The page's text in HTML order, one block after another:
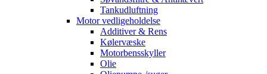
Tankudluftning
Motor vedligeholdelse
Additiver & Rens
Kølervæske
Motorbensskyller
Olie